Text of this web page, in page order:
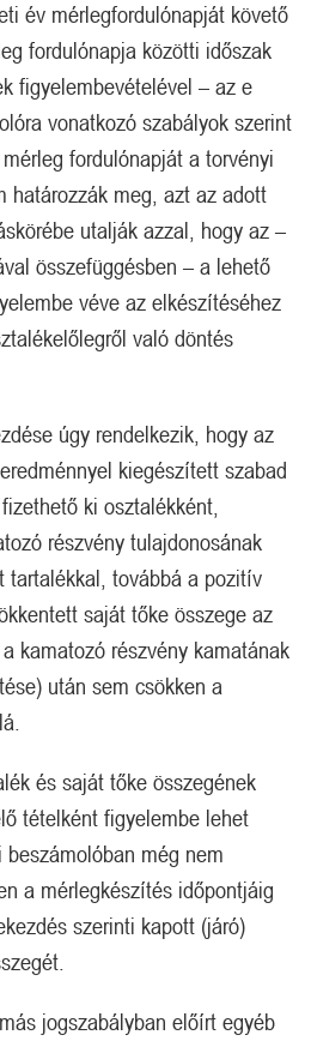
év mérlegfordulónapját követő
fordulónapja közötti időszak
figyelembevételével – az e
vonatkozó szabályok szerint
fordulónapját a torvényi
határozzák meg, azt az adott
utalják azzal, hogy az –
összefüggésben – a lehető
véve az elkészítéséhez
való döntés
úgy rendelkezik, hogy az
kiegészített szabad
ki osztalékként,
részvény tulajdonosának
tartalékkal, továbbá a pozitív
saját tőke összege az
kamatozó részvény kamatának
után sem csökken a
és saját tőke összegének
tételként figyelembe lehet
még nem
a mérlegkészítés időpontjáig
szerinti kapott (járó)
jogszabályban előírt egyéb